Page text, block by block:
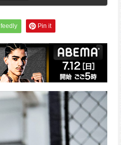
feedly Pin it